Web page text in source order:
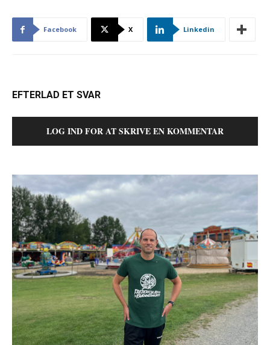
Facebook X Linkedin
EFTERLAD ET SVAR
LOG IND FOR AT SKRIVE EN KOMMENTAR